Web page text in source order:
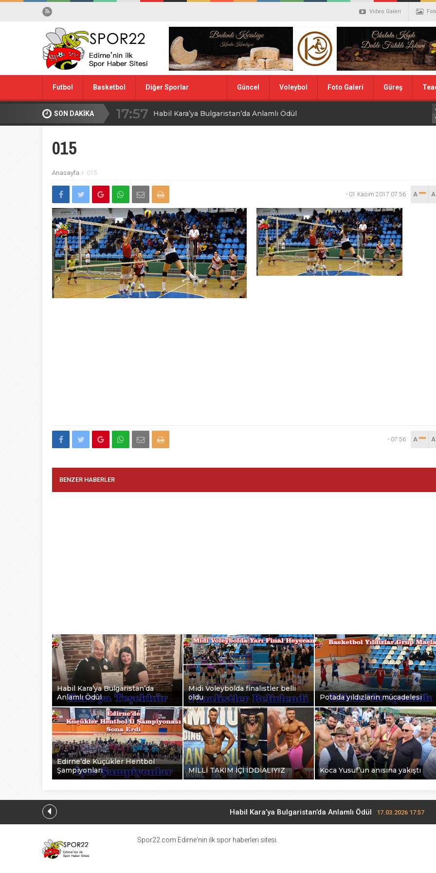
Video Galeri
Futbol Basketbol Diğer Sporlar Güncel Voleybol Foto Galeri Güreş
SON DAKİKA 17:57 Habil Kara’ya Bulgaristan’da Anlamlı Ödül
09:30 MİLLİ TAKIM İÇİ İDDİALIYIZ
08:00 Ağa Adayının Acı Günü
20:00 ŞAHİ’DEN KADIN MİLLİ TAKIMINA TEŞEKKÜR
08:20 Buca Deplasmanında Kayıp
20:20 Namazı beklerken Hakk’a yürüdü
015
Anasayfa 015
- 01 Kasım 2017 07:56 A
- 07:56 A
BENZER HABERLER
Habil Kara’ya Bulgaristan’da
Anlamlı Ödül
Midi Voleybolda finalistler belli
oldu
Potada yıldızların mücadelesi
Edirne’de Küçükler Hentbol
Şampiyonları
MİLLİ TAKIM İÇİ İDDİALIYIZ Koca Yusuf’un anısına yakıştı
Habil Kara’ya Bulgaristan’da Anlamlı Ödül 17.03.2026 17:57
Midi Voleybolda finalistler belli oldu
Spor22.com Edirne'nin ilk spor haberleri sitesi.